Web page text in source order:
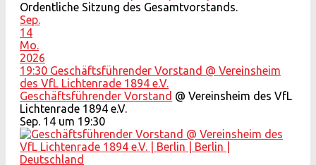
Ordentliche Sitzung des Gesamtvorstands.
Sep.
14
Mo.
2026
19:30 Geschäftsführender Vorstand @ Vereinsheim
des VfL Lichtenrade 1894 e.V.
Geschäftsführender Vorstand @ Vereinsheim des VfL
Lichtenrade 1894 e.V.
Sep. 14 um 19:30